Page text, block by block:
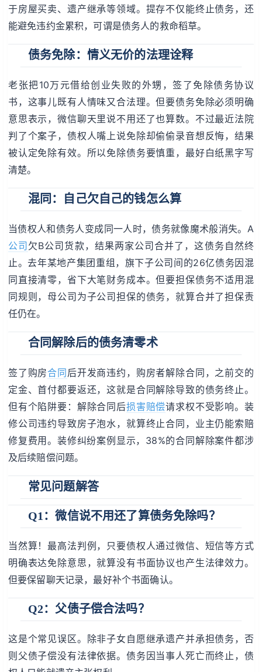
于房屋买卖、遗产继承等领域。提存不仅能终止债务，还
能避免违约金累积，可谓是债务人的救命稻草。
债务免除：情义无价的法理诠释
老张把10万元借给创业失败的外甥，签了免除债务协议
书，这事儿既有人情味又合法理。但要债务免除必须明确
意思表示，微信聊天里说不用还了也算数。不过最近法院
判了个案子，债权人嘴上说免除却偷偷录音想反悔，结果
被认定免除有效。所以免除债务要慎重，最好白纸黑字写
清楚。
混同：自己欠自己的钱怎么算
当债权人和债务人变成同一人时，债务就像魔术般消失。A
公司欠B公司货款，结果两家公司合并了，这债务自然终
止。去年某地产集团重组，旗下子公司间的26亿债务因混
同直接清零，省下大笔财务成本。但要担保债务不适用混
同规则，母公司为子公司担保的债务，就算合并了担保责
任仍在。
合同解除后的债务清零术
签了购房合同后开发商违约，购房者解除合同，之前交的
定金、首付都要返还，这就是合同解除导致的债务终止。
但有个陷阱要：解除合同后损害赔偿请求权不受影响。装
修公司违约导致房子泡水，就算终止合同，业主仍能索赔
修复费用。装修纠纷案例显示，38%的合同解除案件都涉
及后续赔偿问题。
常见问题解答
Q1：微信说不用还了算债务免除吗？
当然算！最高法判例，只要债权人通过微信、短信等方式
明确表达免除意思，就算没有书面协议也产生法律效力。
但要保留聊天记录，最好补个书面确认。
Q2：父债子偿合法吗？
这是个常见误区。除非子女自愿继承遗产并承担债务，否
则父债子偿没有法律依据。债务因当事人死亡而终止，债